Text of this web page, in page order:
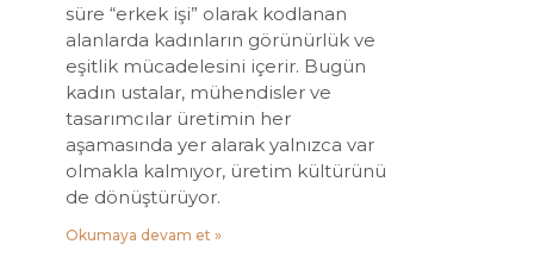
süre “erkek işi” olarak kodlanan
alanlarda kadınların görünürlük ve
eşitlik mücadelesini içerir. Bugün
kadın ustalar, mühendisler ve
tasarımcılar üretimin her
aşamasında yer alarak yalnızca var
olmakla kalmıyor, üretim kültürünü
de dönüştürüyor.
Okumaya devam et »